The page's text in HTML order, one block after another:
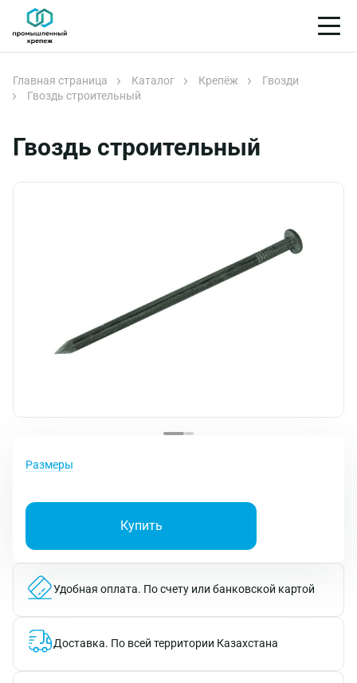
Главная страница Каталог Крепёж
Гвозди
Гвоздь строительный
Гвоздь строительный
Размеры
Купить
Удобная оплата. По счету или банковской картой
Доставка. По всей территории Казахстана